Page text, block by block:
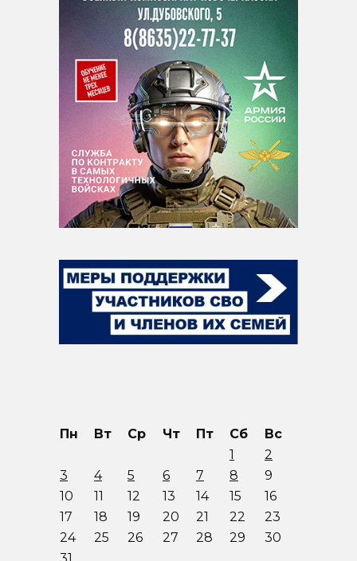
Пн Вт Ср Чт Пт Сб
Вс
1
2
3
4 5 6 7 8
9
10
11 12 13 14 15
16
17
18 19 20 21 22
23
24
25 26 27 28 29
30